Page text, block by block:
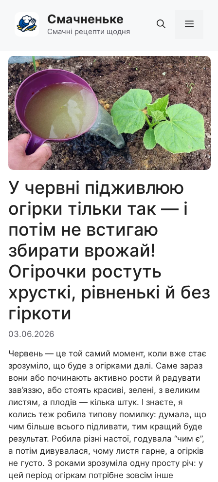
вмісту
Смачненьке
Смачні рецепти щодня
У червні підживлюю
огірки тільки так — і
потім не встигаю
збирати врожай!
Огірочки ростуть
хрусткі, рівненькі й без
гіркоти
03.06.2026
Червень — це той самий момент, коли вже стає
зрозуміло, що буде з огірками далі. Саме зараз
вони або починають активно рости й радувати
зав’яззю, або стоять красиві, зелені, з великим
листям, а плодів — кілька штук. І знаєте, я
колись теж робила типову помилку: думала, що
чим більше всього підливати, тим кращий буде
результат. Робила різні настої, годувала “чим є”,
а потім дивувалася, чому листя гарне, а огірків
не густо. З роками зрозуміла одну просту річ: у
цей період огіркам потрібне зовсім інше